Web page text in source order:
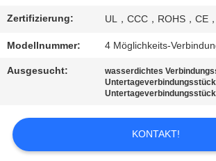
PRIVACY
Zertifizierung: UL，CCC，ROHS，CE
Modellnummer: 4 Möglichkeits-
Ausgesucht: wasserdichtes
KONTAKT!